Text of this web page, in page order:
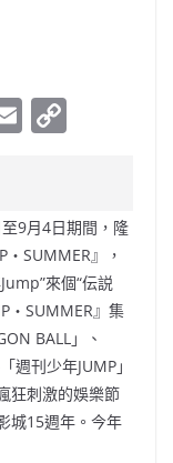
E
l y
Li
n
k
9月4日期間，隆
SUMMER』，
來個“伝説
・SUMMER』集
BALL」、
週刊少年JUMP」
狂刺激的娛樂節
城15週年。今年